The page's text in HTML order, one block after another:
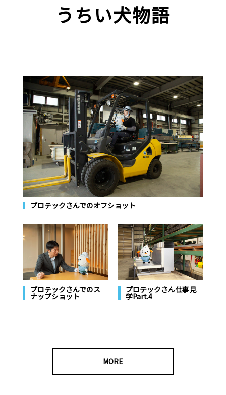
うちい犬物語
プロテックさんでのオフショット
プロテックさんでのス
ナップショット
プロテックさん仕事見
学Part.4
MORE